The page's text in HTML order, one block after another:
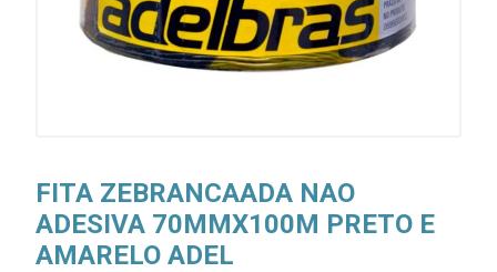
FITA ZEBRANCAADA NAO
ADESIVA 70MMX100M PRETO E
AMARELO ADEL